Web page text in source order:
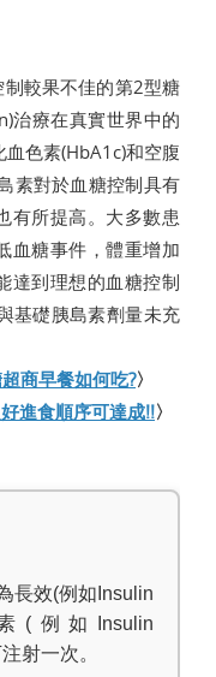
較果不佳的第2型糖
治療在真實世界中的
色素(HbA1c)和空腹
素對於血糖控制具有
有所提高。大多數患
血糖事件，體重增加
達到理想的血糖控制
基礎胰島素劑量未充
商早餐如何吃?〉
進食順序可達成!!〉
長效(例如Insulin
(例如Insulin
射一次。